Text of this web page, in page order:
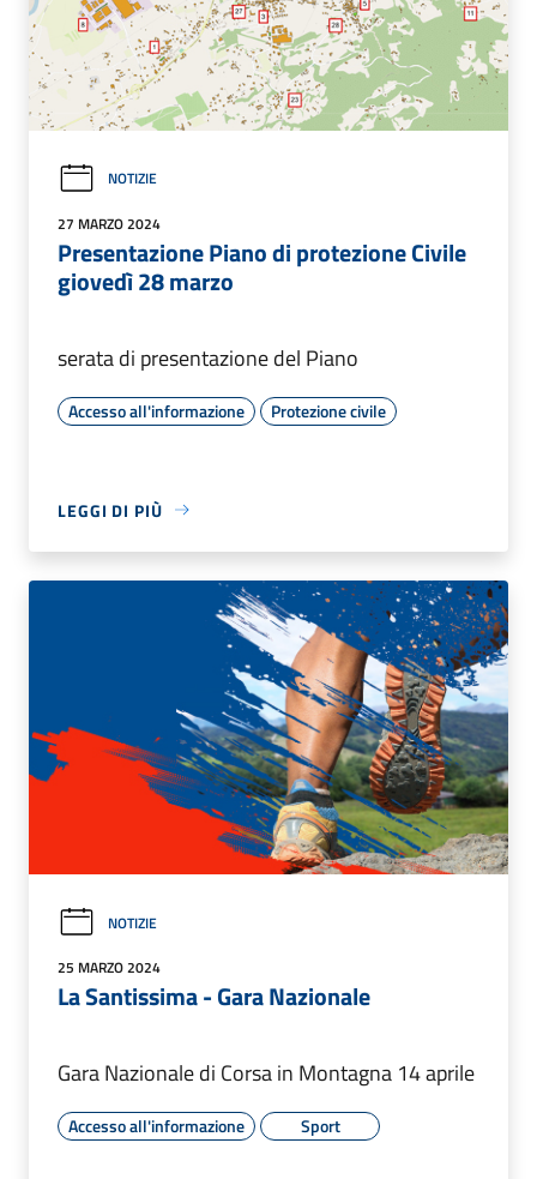
NOTIZIE
27 MARZO 2024
Presentazione Piano di protezione Civile
giovedì 28 marzo
serata di presentazione del Piano
Accesso all'informazione Protezione civile
LEGGI DI PIÙ
NOTIZIE
25 MARZO 2024
La Santissima - Gara Nazionale
Gara Nazionale di Corsa in Montagna 14 aprile
Accesso all'informazione Sport